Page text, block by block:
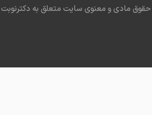
مادی و معنوی سایت متعلق به